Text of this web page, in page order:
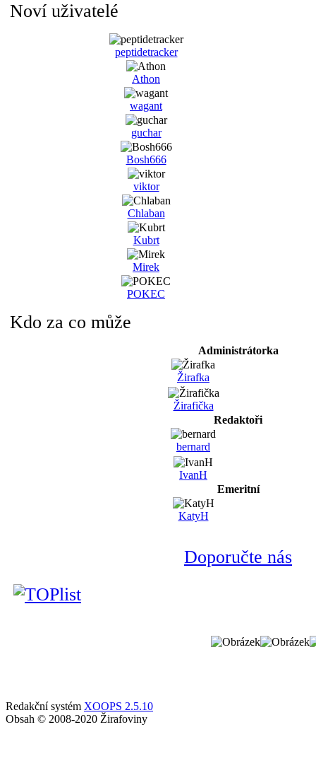
Noví uživatelé
peptidetracker
Athon
wagant
guchar
Bosh666
viktor
Chlaban
Kubrt
Mirek
POKEC
Kdo za co může
Administrátorka
Žirafka
Žirafička
Redaktoři
bernard
IvanH
Emeritní
KatyH
Doporučte nás
Redakční systém XOOPS 2.5.10
Obsah © 2008-2020 Žirafoviny